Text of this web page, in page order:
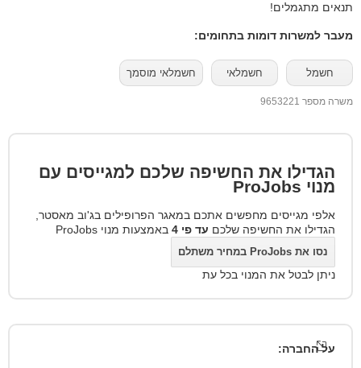
תנאים מתגמלים!
מעבר למשרות דומות בתחומים:
חשמל חשמלאי חשמלאי מוסמך
משרה מספר 9653221
הגדילו את החשיפה שלכם למגייסים עם
מנוי ProJobs
אלפי מגייסים מחפשים אתכם במאגר הפרופילים בג'וב מאסטר,
הגדילו את החשיפה שלכם עד פי 4 באמצעות מנוי ProJobs
נסו את ProJobs במחיר משתלם
ניתן לבטל את המנוי בכל עת
על החברה: